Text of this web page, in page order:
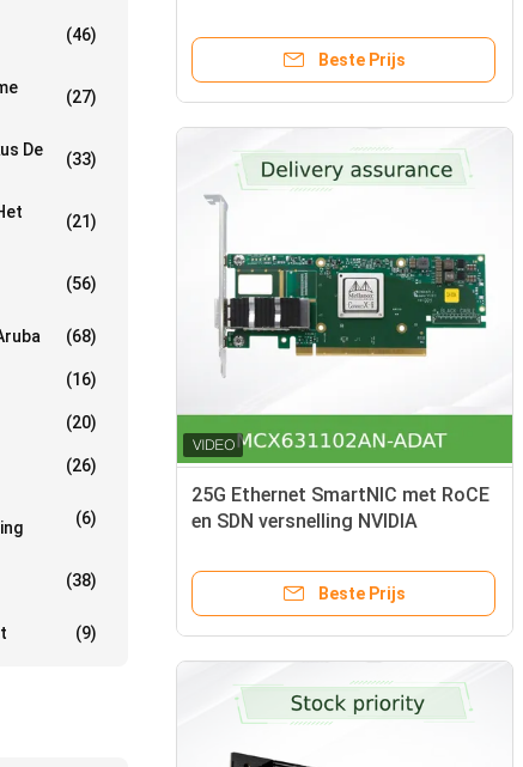
(46)
(27)
De
(33)
(21)
(56)
(68)
(16)
(20)
(26)
(6)
(38)
(9)
Beste Prijs
25G Ethernet SmartNIC met RoCE
en SDN versnelling NVIDIA
ADAT
Beste Prijs